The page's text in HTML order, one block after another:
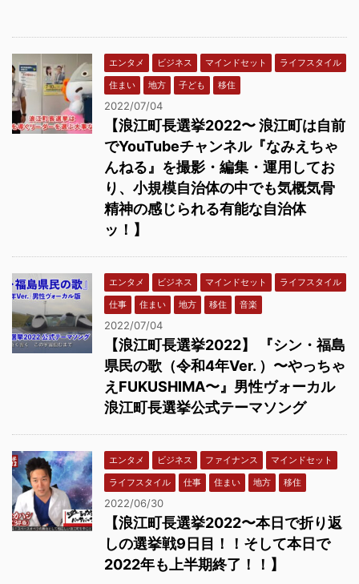
エンタメ ビジネス マインドセット
ライフスタイル
住まい
地方 子ども 移住
2022/07/04
【浪江町長選挙2022〜 浪江町は自前
でYouTubeチャンネル『なみえちゃ
んねる』を撮影・編集・運用してお
り、小規模自治体の中でも気概気骨
精神の感じられる有能な自治体
ッ！】
エンタメ ビジネス マインドセット
ライフスタイル
仕事
住まい 地方 移住 音楽
2022/07/04
【浪江町長選挙2022】 『シン・福島
県民の歌（令和4年Ver. ）〜やっちゃ
えFUKUSHIMA〜』男性ヴォーカル
浪江町長選挙公式テーマソング
エンタメ ビジネス ファイナンス
マインドセット
ライフスタイル
仕事 住まい 地方 移住
2022/06/30
【浪江町長選挙2022〜本日で折り返
しの選挙戦9日目！！そして本日で
2022年も上半期終了！！】